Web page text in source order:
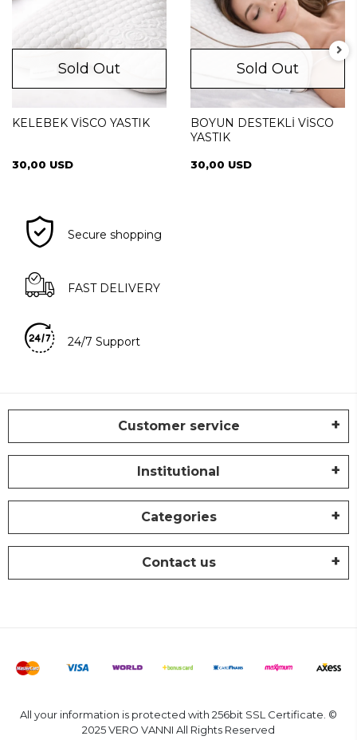
Sold Out
KELEBEK VİSCO YASTIK
30,00 USD
Sold Out
BOYUN DESTEKLİ VİSCO
YASTIK
30,00 USD
Secure shopping
FAST DELIVERY
24/7 Support
Customer service
Institutional
Categories
Contact us
All your information is protected with 256bit SSL Certificate. ©
2025 VERO VANNI All Rights Reserved